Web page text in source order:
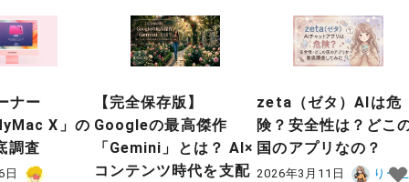
ナー
X」の
調査
日
【完全保存版】
Googleの最高傑作
「Gemini」とは？ AI×
コンテンツ時代を支配
zeta（ゼタ）AIは危
険？安全性は？どこ
国のアプリなの？
2026年3月11日 りーこ